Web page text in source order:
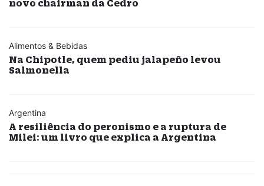
novo chairman da Cedro
Alimentos & Bebidas
Na Chipotle, quem pediu jalapeño levou
Salmonella
Argentina
A resiliência do peronismo e a ruptura de
Milei: um livro que explica a Argentina